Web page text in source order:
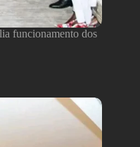
funcionamento dos